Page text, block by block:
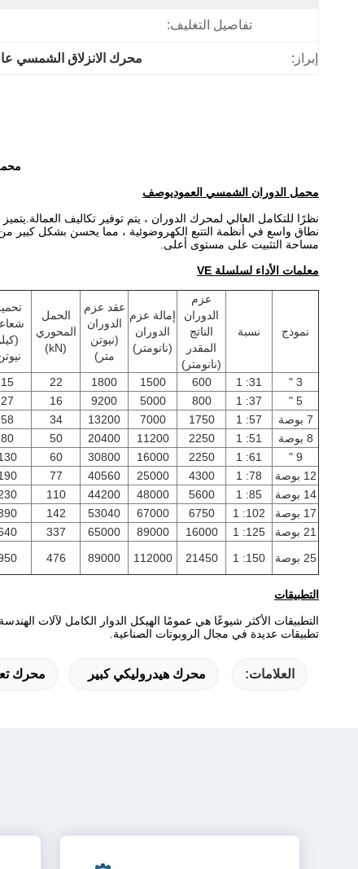
تفاصيل التغليف:
إبراز: محرك الانزلاق الشمسي
محمل الدوران الشمسي العموديوصف
نظرًا للتكامل العالي لمحرك الدوران ، يتم توفير تكاليف
نطاق واسع في أنظمة التتبع الكهروضوئية ، مما يحسن بشكل كبير من
مساحة التثبيت على مستوى أعلى.
معلمات الأداء لسلسلة VE
نموذج نسبة
عزم
الدوران
الناتج
المقدر
(نانومتر)
إمالة عزم
الدوران
(نانومتر)
عقد عزم
الدوران
(نيوتن
متر)
الحمل
المحوري
(kN)
3 "
31: 1
600
1500
1800
22
15
5 "
37: 1
800
5000
9200
16
27
7 بوصة
57: 1
1750
7000
13200
34
58
8 بوصة
51: 1
2250
11200
20400
50
80
9 "
61: 1
2250
16000
30800
60
12 بوصة
78: 1
4300
25000
40560
77
14 بوصة
85: 1
5600
48000
44200
110
17 بوصة
102: 1
6750
67000
53040
142
21 بوصة
125: 1
16000
89000
65000
337
25 بوصة
150: 1
21450
112000
89000
476
التطبيقات
التطبيقات الأكثر شيوعًا هي عمومًا الهيكل الدوار الكامل لآلات
تطبيقات عديدة في مجال الروبوتات الصناعية.
العلامات: محرك هيدروليكي كبير محرك